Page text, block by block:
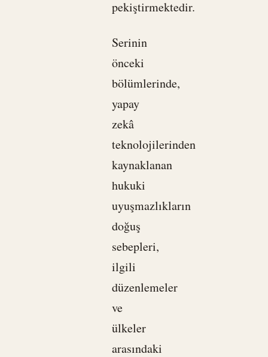
pekiştirmektedir.
Serinin
önceki
bölümlerinde,
yapay
zekâ
teknolojilerinden
kaynaklanan
hukuki
uyuşmazlıkların
doğuş
sebepleri,
ilgili
düzenlemeler
ve
ülkeler
arasındaki